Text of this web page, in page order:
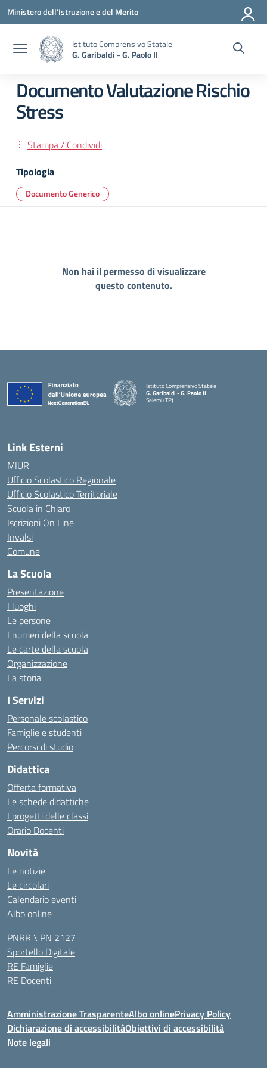
Vai ai contenuti
Vai al menu di navigazione
Vai al footer
Ministero dell'Istruzione e del Merito
Istituto Comprensivo Statale
G. Garibaldi - G. Paolo II
Documento Valutazione Rischio
Stress
Stampa / Condividi
Tipologia
Documento Generico
Non hai il permesso di visualizzare
questo contenuto.
Istituto Comprensivo Statale
G. Garibaldi - G. Paolo II
Salemi (TP)
Link Esterni
MIUR
Ufficio Scolastico Regionale
Ufficio Scolastico Territoriale
Scuola in Chiaro
Iscrizioni On Line
Invalsi
Comune
La Scuola
Presentazione
I luoghi
Le persone
I numeri della scuola
Le carte della scuola
Organizzazione
La storia
I Servizi
Personale scolastico
Famiglie e studenti
Percorsi di studio
Didattica
Offerta formativa
Le schede didattiche
I progetti delle classi
Orario Docenti
Novità
Le notizie
Le circolari
Calendario eventi
Albo online
PNRR \ PN 2127
Sportello Digitale
RE Famiglie
RE Docenti
Amministrazione TrasparenteAlbo onlinePrivacy Policy
Dichiarazione di accessibilitàObiettivi di accessibilità
Note legali